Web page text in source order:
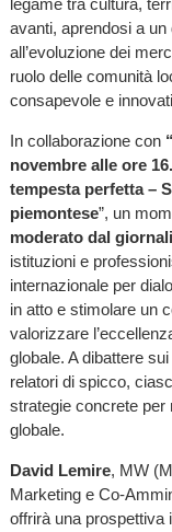
legame tra cultura,
avanti, aprendosi a
all’evoluzione dei
ruolo delle comunità
consapevole e
In collaborazione con
novembre alle ore
tempesta perfetta –
piemontese”, un
moderato dal
istituzioni e
internazionale per
in atto e stimolare un
valorizzare
globale. A dibattere
relatori di spicco,
strategie concrete
globale.
David Lemire, MW
Marketing e Co-
offrirà una prospettiva